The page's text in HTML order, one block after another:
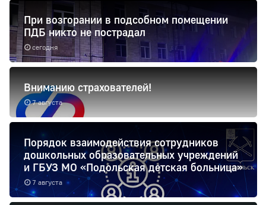
сегодня
При возгорании в подсобном помещении
ПДБ никто не пострадал
7 августа
Вниманию страхователей!
7 августа
Порядок взаимодействия сотрудников
дошкольных образовательных учреждений
и ГБУЗ МО «Подольская детская больница»